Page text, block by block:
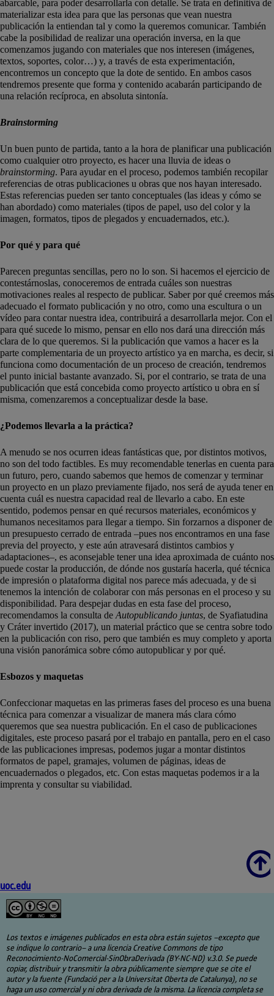
abarcable, para poder desarrollarla con detalle. Se trata en definitiva de
materializar esta idea para que las personas que vean nuestra
publicación la entiendan tal y como la queremos comunicar. También
cabe la posibilidad de realizar una operación inversa, en la que
comenzamos jugando con materiales que nos interesen (imágenes,
textos, soportes, color…) y, a través de esta experimentación,
encontremos un concepto que la dote de sentido. En ambos casos
tendremos presente que forma y contenido acabarán participando de
una relación recíproca, en absoluta sintonía.
Brainstorming
Un buen punto de partida, tanto a la hora de planificar una publicación
como cualquier otro proyecto, es hacer una lluvia de ideas o
brainstorming. Para ayudar en el proceso, podemos también recopilar
referencias de otras publicaciones u obras que nos hayan interesado.
Estas referencias pueden ser tanto conceptuales (las ideas y cómo se
han abordado) como materiales (tipos de papel, uso del color y la
imagen, formatos, tipos de plegados y encuadernados, etc.).
Por qué y para qué
Parecen preguntas sencillas, pero no lo son. Si hacemos el ejercicio de
contestárnoslas, conoceremos de entrada cuáles son nuestras
motivaciones reales al respecto de publicar. Saber por qué creemos más
adecuado el formato publicación y no otro, como una escultura o un
vídeo para contar nuestra idea, contribuirá a desarrollarla mejor. Con el
para qué sucede lo mismo, pensar en ello nos dará una dirección más
clara de lo que queremos. Si la publicación que vamos a hacer es la
parte complementaria de un proyecto artístico ya en marcha, es decir, si
funciona como documentación de un proceso de creación, tendremos
el punto inicial bastante avanzado. Si, por el contrario, se trata de una
publicación que está concebida como proyecto artístico u obra en sí
misma, comenzaremos a conceptualizar desde la base.
¿Podemos llevarla a la práctica?
A menudo se nos ocurren ideas fantásticas que, por distintos motivos,
no son del todo factibles. Es muy recomendable tenerlas en cuenta para
un futuro, pero, cuando sabemos que hemos de comenzar y terminar
un proyecto en un plazo previamente fijado, nos será de ayuda tener en
cuenta cuál es nuestra capacidad real de llevarlo a cabo. En este
sentido, podemos pensar en qué recursos materiales, económicos y
humanos necesitamos para llegar a tiempo. Sin forzarnos a disponer de
un presupuesto cerrado de entrada –pues nos encontramos en una fase
previa del proyecto, y este aún atravesará distintos cambios y
adaptaciones–, es aconsejable tener una idea aproximada de cuánto nos
puede costar la producción, de dónde nos gustaría hacerla, qué técnica
de impresión o plataforma digital nos parece más adecuada, y de si
tenemos la intención de colaborar con más personas en el proceso y su
disponibilidad. Para despejar dudas en esta fase del proceso,
recomendamos la consulta de Autopublicando juntas, de Syafiatudina
y Cráter invertido (2017), un material práctico que se centra sobre todo
en la publicación con riso, pero que también es muy completo y aporta
una visión panorámica sobre cómo autopublicar y por qué.
Esbozos y maquetas
Confeccionar maquetas en las primeras fases del proceso es una buena
técnica para comenzar a visualizar de manera más clara cómo
queremos que sea nuestra publicación. En el caso de publicaciones
digitales, este proceso pasará por el trabajo en pantalla, pero en el caso
de las publicaciones impresas, podemos jugar a montar distintos
formatos de papel, gramajes, volumen de páginas, ideas de
encuadernados o plegados, etc. Con estas maquetas podemos ir a la
imprenta y consultar su viabilidad.
Scroll
uoc.edu
Los textos e imágenes publicados en esta obra están sujetos –excepto que
se indique lo contrario– a una licencia Creative Commons de tipo
Reconocimiento-NoComercial-SinObraDerivada (BY-NC-ND) v.3.0. Se puede
copiar, distribuir y transmitir la obra públicamente siempre que se cite el
autor y la fuente (Fundació per a la Universitat Oberta de Catalunya), no se
haga un uso comercial y ni obra derivada de la misma. La licencia completa se